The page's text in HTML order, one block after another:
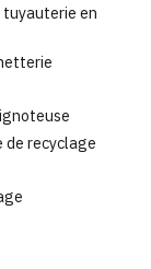
en
de recyclage